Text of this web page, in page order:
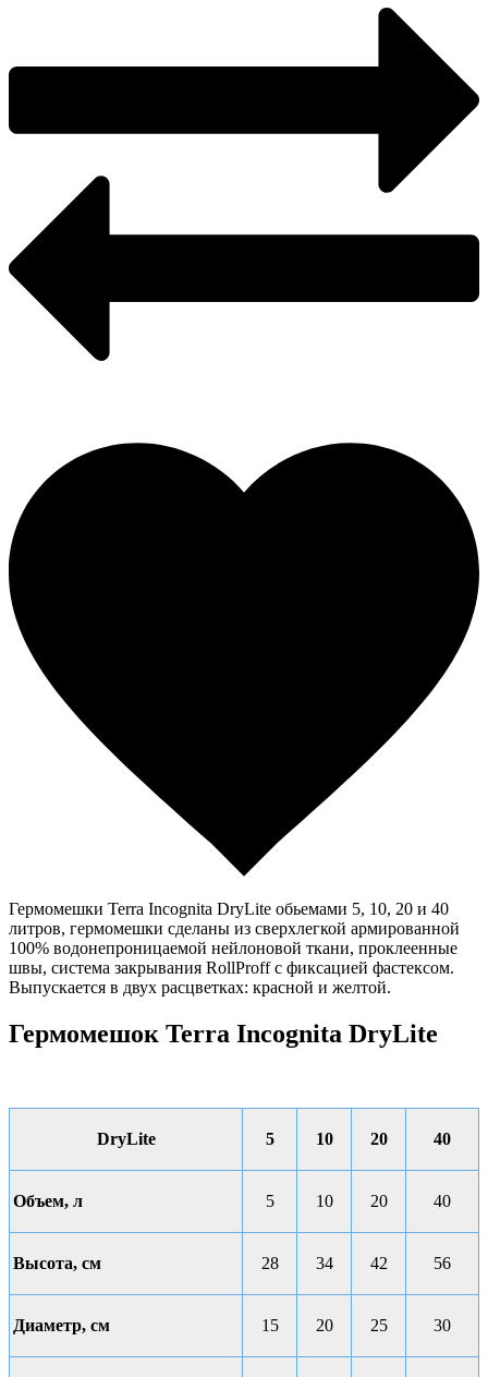
Гермомешки Terra Incognita DryLite обьемами 5, 10, 20 и 40
литров, гермомешки сделаны из сверхлегкой армированной
100% водонепроницаемой нейлоновой ткани, проклеенные
швы, система закрывания RollProff с фиксацией фастексом.
Выпускается в двух расцветках: красной и желтой.
Гермомешок Terra Incognita DryLite
DryLite 5 10 20 40
Объем, л 5 10 20 40
Высота, см 28 34 42 56
Диаметр, см 15 20 25 30